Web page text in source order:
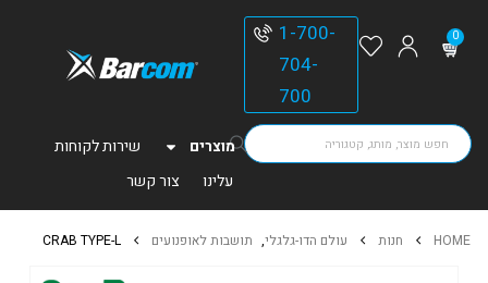
0
1-700-
704-
700
מוצרים
שירות לקוחות
עלינו
צור קשר
HOME חנות עולם הדו-גלגלי, תושבות לאופנועים CRAB TYPE-L